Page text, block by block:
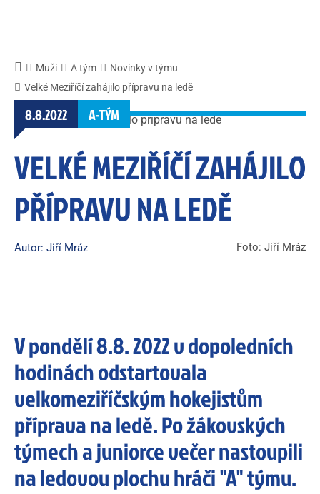
Muži A tým
Novinky v týmu
Velké Meziříčí zahájilo přípravu na ledě
8.8.2022 A-TÝM
VELKÉ MEZIŘÍČÍ ZAHÁJILO
PŘÍPRAVU NA LEDĚ
Autor: Jiří Mráz Foto: Jiří Mráz
V pondělí 8.8. 2022 v dopoledních
hodinách odstartovala
velkomeziříčským hokejistům
příprava na ledě. Po žákovských
týmech a juniorce večer nastoupili
na ledovou plochu hráči "A" týmu.